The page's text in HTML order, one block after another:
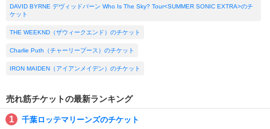
DAVID BYRNE デヴィッドバーン Who Is The Sky? Tour<SUMMER SONIC EXTRA>のチ
ケット
THE WEEKND（ザウィークエンド）のチケット
Charlie Puth（チャーリープース）のチケット
IRON MAIDEN（アイアンメイデン）のチケット
売れ筋チケットの最新ランキング
千葉ロッテマリーンズのチケット